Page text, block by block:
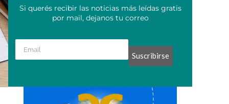
Si querés recibir las noticias más leídas gratis
por mail, dejanos tu correo
Suscribirse